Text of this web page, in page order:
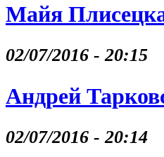
Майя
02/07/2016 - 20:15
Андрей
02/07/2016 - 20:14